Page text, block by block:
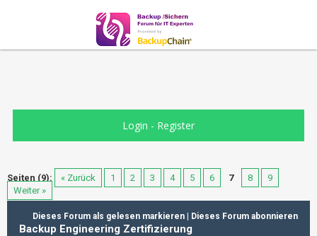
Login - Register
Seiten (9): « Zurück 1 2 3 4 5 6 7 8
9
Weiter »
Dieses Forum als gelesen markieren Dieses Forum abonnieren
Backup Engineering Zertifizierung